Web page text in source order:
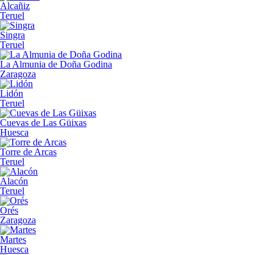
Alcañiz
Teruel
Singra
Teruel
La Almunia de Doña Godina
Zaragoza
Lidón
Teruel
Cuevas de Las Güixas
Huesca
Torre de Arcas
Teruel
Alacón
Teruel
Orés
Zaragoza
Martes
Huesca